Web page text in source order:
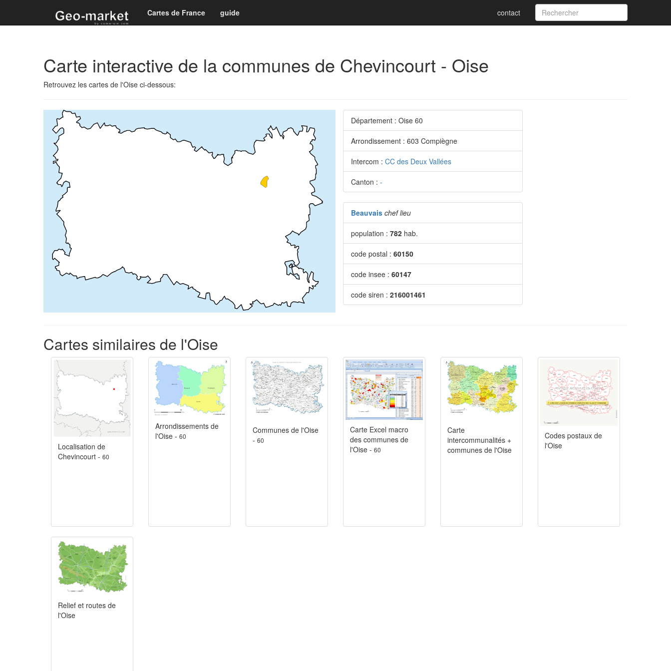
Cartes de France guide contact
Carte interactive de la communes de Chevincourt - Oise
Retrouvez les cartes de l'Oise ci-dessous:
Département : Oise 60
Arrondissement : 603 Compiègne
Intercom : CC des Deux Vallées
Canton : -
Beauvais chef lieu
population : 782 hab.
code postal : 60150
code insee : 60147
code siren : 216001461
Cartes similaires de l'Oise
Localisation de
Chevincourt - 60
Arrondissements de
l'Oise - 60
Communes de l'Oise
- 60
Carte Excel macro
des communes de
l'Oise - 60
Carte
intercommunalités +
communes de l'Oise
Codes postaux de
l'Oise
Relief et routes de
l'Oise